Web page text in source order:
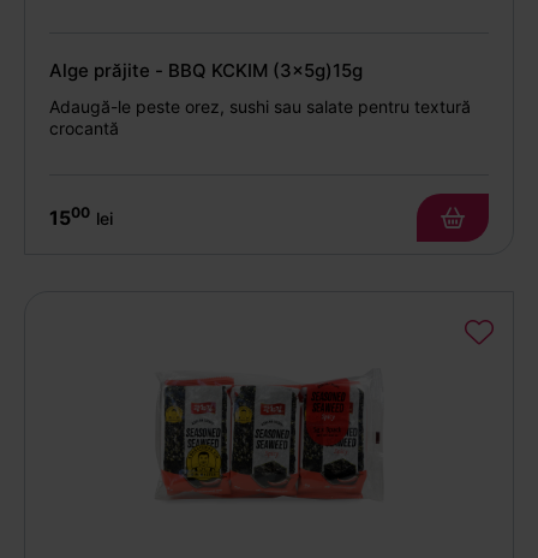
Alge prăjite - BBQ KCKIM (3x5g)15g
Adaugă-le peste orez, sushi sau salate pentru textură
crocantă
1500 lei